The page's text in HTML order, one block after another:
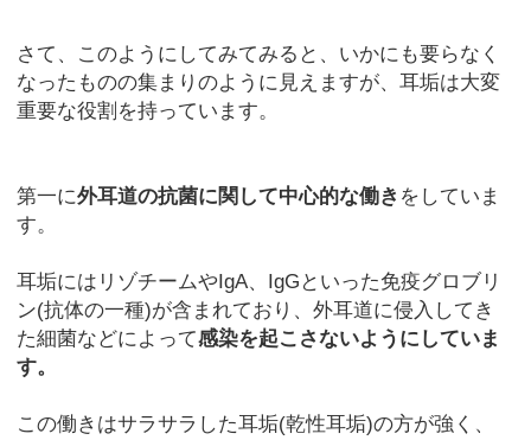
さて、このようにしてみてみると、いかにも要らなく
なったものの集まりのように見えますが、耳垢は大変
重要な役割を持っています。
第一に外耳道の抗菌に関して中心的な働き をしていま
す。
耳垢にはリゾチームやIgA、IgGといった免疫グロブリ
ン(抗体の一種)が含まれており、外耳道に侵入してき
た細菌などによって感染を起こさないようにしていま
す。
この働きはサラサラした耳垢(乾性耳垢)の方が強く、